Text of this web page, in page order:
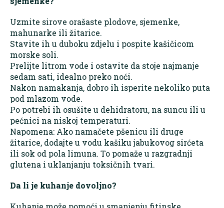
Uzmite sirove orašaste plodove, sjemenke,
mahunarke ili žitarice.
Stavite ih u duboku zdjelu i pospite kašičicom
morske soli.
Prelijte litrom vode i ostavite da stoje najmanje
sedam sati, idealno preko noći.
Nakon namakanja, dobro ih isperite nekoliko puta
pod mlazom vode.
Po potrebi ih osušite u dehidratoru, na suncu ili u
pećnici na niskoj temperaturi.
Napomena: Ako namačete pšenicu ili druge
žitarice, dodajte u vodu kašiku jabukovog sirćeta
ili sok od pola limuna. To pomaže u razgradnji
glutena i uklanjanju toksičnih tvari.
Da li je kuhanje dovoljno?